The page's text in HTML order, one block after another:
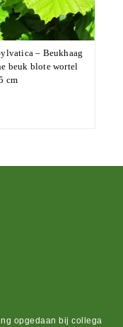
– Beukhaag
beuk blote wortel
cm
opgedaan bij collega